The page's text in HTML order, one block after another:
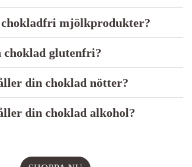
mjölkprodukter?
choklad glutenfri?
din choklad nötter?
din choklad alkohol?